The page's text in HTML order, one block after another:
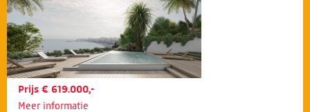
Prijs € 619.000,-
Meer informatie